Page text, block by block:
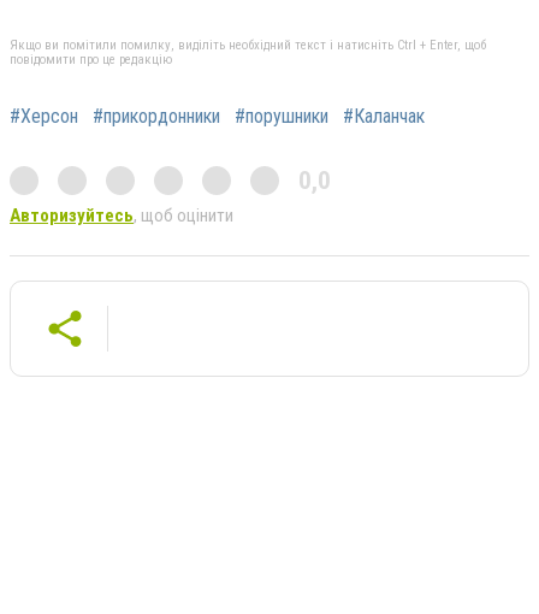
Якщо ви помітили помилку, виділіть необхідний текст і натисніть Ctrl + Enter, щоб
повідомити про це редакцію
#Херсон #прикордонники #порушники #Каланчак
0,0
Авторизуйтесь, щоб оцінити